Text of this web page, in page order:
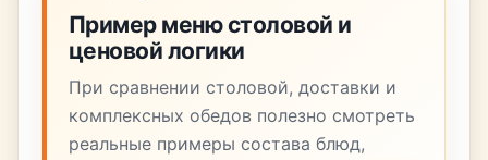
Пример меню столовой и
ценовой логики
При сравнении столовой, доставки и
комплексных обедов полезно смотреть
реальные примеры состава блюд,